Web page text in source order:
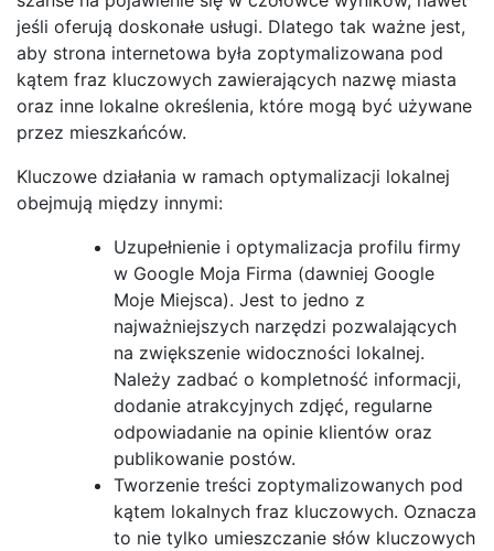
jeśli oferują doskonałe usługi. Dlatego tak ważne jest,
aby strona internetowa była zoptymalizowana pod
kątem fraz kluczowych zawierających nazwę miasta
oraz inne lokalne określenia, które mogą być używane
przez mieszkańców.
Kluczowe działania w ramach optymalizacji lokalnej
obejmują między innymi:
Uzupełnienie i optymalizacja profilu firmy
w Google Moja Firma (dawniej Google
Moje Miejsca). Jest to jedno z
najważniejszych narzędzi pozwalających
na zwiększenie widoczności lokalnej.
Należy zadbać o kompletność informacji,
dodanie atrakcyjnych zdjęć, regularne
odpowiadanie na opinie klientów oraz
publikowanie postów.
Tworzenie treści zoptymalizowanych pod
kątem lokalnych fraz kluczowych. Oznacza
to nie tylko umieszczanie słów kluczowych